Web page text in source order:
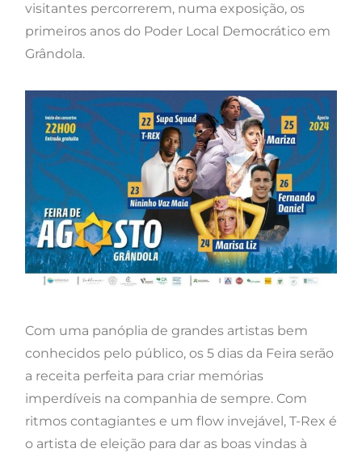
visitantes percorrerem, numa exposição, os
primeiros anos do Poder Local Democrático em
Grândola.
Com uma panóplia de grandes artistas bem
conhecidos pelo público, os 5 dias da Feira serão
a receita perfeita para criar memórias
imperdíveis na companhia de sempre. Com
ritmos contagiantes e um flow invejável, T-Rex é
o artista de eleição para dar as boas vindas à